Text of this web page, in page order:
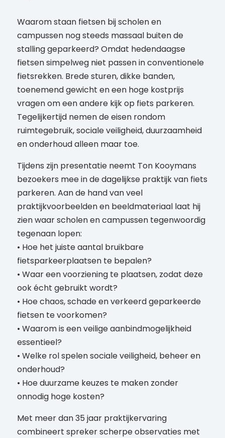
Waarom staan fietsen bij scholen en
campussen nog steeds massaal buiten de
stalling geparkeerd? Omdat hedendaagse
fietsen simpelweg niet passen in conventionele
fietsrekken. Brede sturen, dikke banden,
toenemend gewicht en een hoge kostprijs
vragen om een andere kijk op fiets parkeren.
Tegelijkertijd nemen de eisen rondom
ruimtegebruik, sociale veiligheid, duurzaamheid
en onderhoud alleen maar toe.
Tijdens zijn presentatie neemt Ton Kooymans
bezoekers mee in de dagelijkse praktijk van fiets
parkeren. Aan de hand van veel
praktijkvoorbeelden en beeldmateriaal laat hij
zien waar scholen en campussen tegenwoordig
tegenaan lopen:
• Hoe het juiste aantal bruikbare
fietsparkeerplaatsen te bepalen?
• Waar een voorziening te plaatsen, zodat deze
ook écht gebruikt wordt?
• Hoe chaos, schade en verkeerd geparkeerde
fietsen te voorkomen?
• Waarom is een veilige aanbindmogelijkheid
essentieel?
• Welke rol spelen sociale veiligheid, beheer en
onderhoud?
• Hoe duurzame keuzes te maken zonder
onnodig hoge kosten?
Met meer dan 35 jaar praktijkervaring
combineert spreker scherpe observaties met